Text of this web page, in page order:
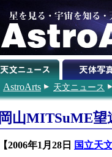
AstroArts 天文ニュース
岡山MITSuME望
【2006年1月28日 国立天